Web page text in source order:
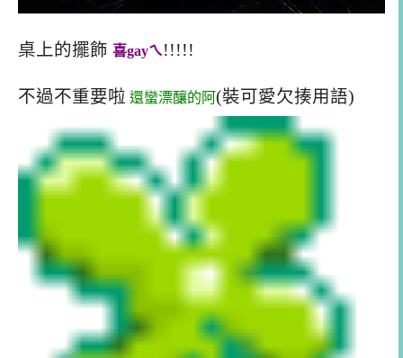
桌上的擺飾 喜gayㄟ!!!!!
不過不重要啦 還蠻漂釀的阿(裝可愛欠揍用語)